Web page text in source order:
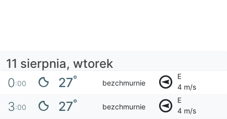
11 sierpnia, wtorek
0:00 27° bezchmurnie
E
4 m/s
3:00 27° bezchmurnie
E
4 m/s